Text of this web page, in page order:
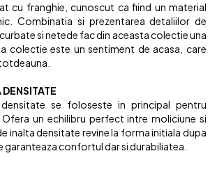
cu franghie, cunoscut ca fiind un material
Combinatia si prezentarea detaliilor de
si netede fac din aceasta colectie una
colectie este un sentiment de acasa, care
se foloseste in principal pentru
un echilibru perfect intre moliciune si
inalta densitate revine la forma initiala dupa
garanteaza confortul dar si durabiliatea.